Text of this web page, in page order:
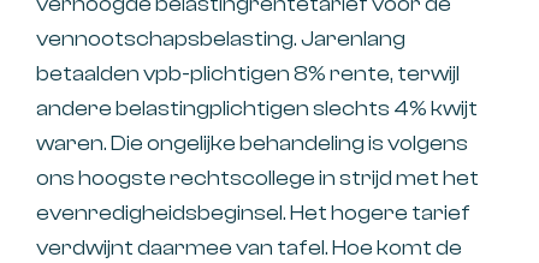
vennootschapsbelasting. Jarenlang
betaalden vpb-plichtigen 8% rente, terwijl
andere belastingplichtigen slechts 4% kwijt
waren. Die ongelijke behandeling is volgens
ons hoogste rechtscollege in strijd met het
evenredigheidsbeginsel. Het hogere tarief
verdwijnt daarmee van tafel. Hoe komt de